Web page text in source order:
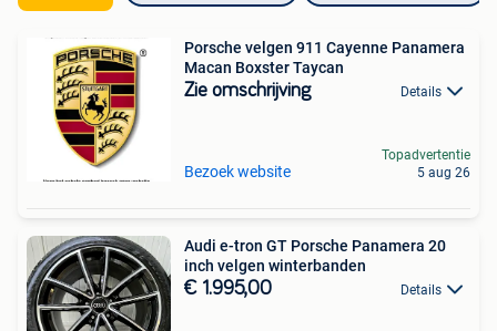
Porsche velgen 911 Cayenne Panamera
Macan Boxster Taycan
Zie omschrijving Details
Bezoek website
Topadvertentie
5 aug 26
Audi e-tron GT Porsche Panamera 20
inch velgen winterbanden
€ 1.995,00 Details